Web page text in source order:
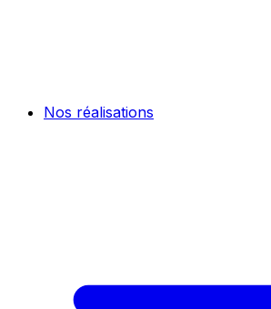
Nos réalisations